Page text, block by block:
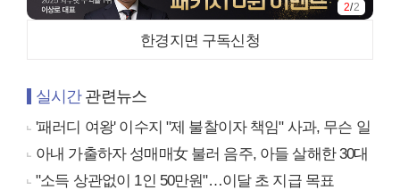
2/2
한경지면 구독신청
실시간관련뉴스
'패러디 여왕' 이수지 "제 불찰이자 책임" 사과, 무슨 일
아내 가출하자 성매매女 불러 음주, 아들 살해한 30대
"소득 상관없이 1인 50만원"…이달 초 지급 목표